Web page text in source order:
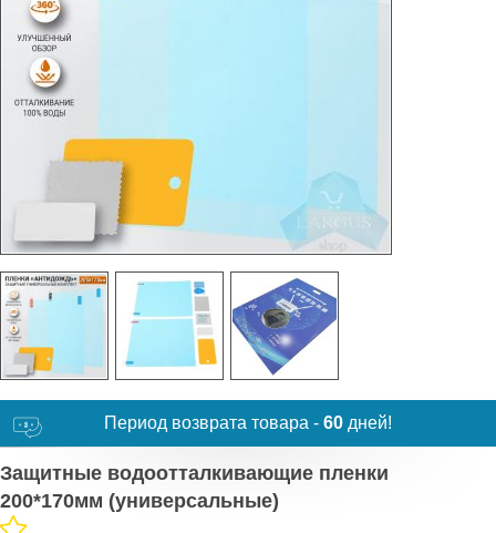
Период возврата товара - 60 дней!
Защитные водоотталкивающие пленки
200*170мм (универсальные)